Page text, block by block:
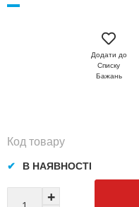
Додати до
Списку
Бажань
В НАЯВНОСТІ
Код товару